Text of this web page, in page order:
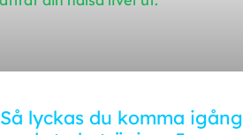
Så lyckas du komma igång